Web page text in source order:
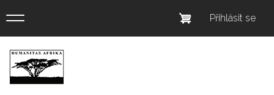
obsahu
Menu
Přihlásit se
Eshop
Humanitas
Afrika